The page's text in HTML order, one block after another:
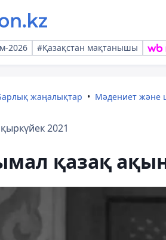
2026 #Қазақстан мақтанышы
жаңалықтар Мәдениет және
2021
қазақ